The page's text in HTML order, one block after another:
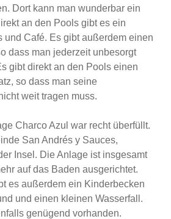
Dort kann man wunderbar ein
an den Pools gibt es ein
und Café. Es gibt außerdem einen
dass man jederzeit unbesorgt
gibt direkt an den Pools einen
so dass man seine
weit tragen muss.
Charco Azul war recht überfüllt.
San Andrés y Sauces,
Insel. Die Anlage ist insgesamt
auf das Baden ausgerichtet.
es außerdem ein Kinderbecken
und einen kleinen Wasserfall.
genügend vorhanden.